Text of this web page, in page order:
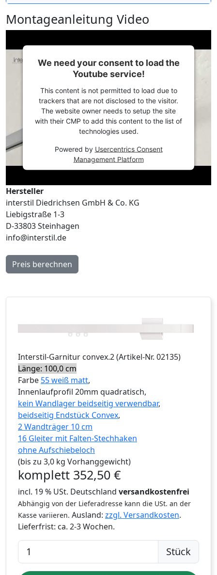
Montageanleitung Video
We need your consent to load the
Youtube service!
This content is not permitted to load due to
trackers that are not disclosed to the visitor.
The website owner needs to setup the site
with their CMP to add this content to the list of
technologies used.
Powered by Usercentrics Consent
Management Platform
Hersteller
interstil Diedrichsen GmbH & Co. KG
Liebigstraße 1-3
D-33803 Steinhagen
info@interstil.de
Preis berechnen
Interstil-Garnitur convex.2(Artikel-Nr. 02135)
Länge: 100,0 cm
Farbe 55 weiß matt,
Innenlaufprofil 20mm quadratisch,
kein Wandlager beidseitig verwendbar,
beidseitig Endstück Convex,
2 Wandträger 10 cm
16 Gleiter mit Falten-Stechhaken
ohne Aufschiebeloch
(bis zu 3,0 kg Vorhanggewicht)
komplett 352,50 €
incl. 19 % USt. Deutschland versandkostenfrei
Abhängig von der Lieferadresse kann die USt. an der
Kasse variieren. Ausland: zzgl. Versandkosten.
Lieferfrist: ca. 2-3 Wochen.
Stück